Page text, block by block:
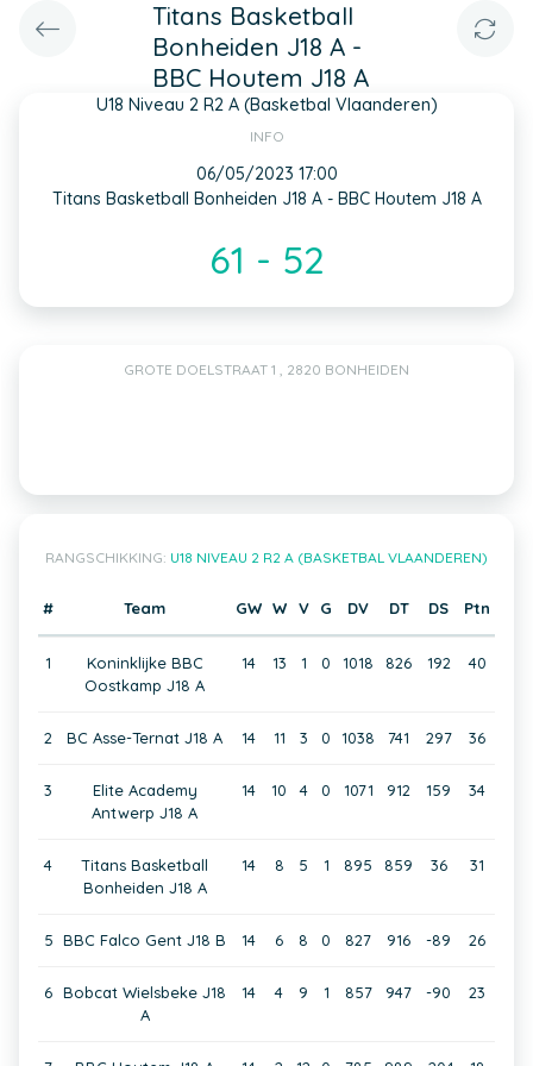
Titans Basketball
Bonheiden J18 A -
BBC Houtem J18 A
U18 Niveau 2 R2 A (Basketbal Vlaanderen)
INFO
06/05/2023 17:00
Titans Basketball Bonheiden J18 A - BBC Houtem J18 A
61 - 52
GROTE DOELSTRAAT 1 , 2820 BONHEIDEN
RANGSCHIKKING: U18 NIVEAU 2 R2 A (BASKETBAL VLAANDEREN)
# Team GW W V G DV DT DS Ptn
1
Koninklijke BBC
Oostkamp J18 A
14 13 1 0 1018 826 192 40
2 BC Asse-Ternat J18 A 14 11 3 0 1038 741 297 36
3
Elite Academy
Antwerp J18 A
14 10 4 0 1071 912 159 34
4
Titans Basketball
Bonheiden J18 A
14 8 5 1 895 859 36 31
5 BBC Falco Gent J18 B 14 6 8 0 827 916 -89 26
6 Bobcat Wielsbeke J18
A
14 4 9 1 857 947 -90 23